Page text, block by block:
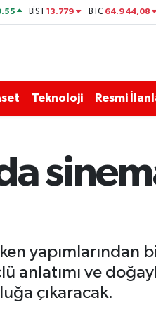
BİST13.779 BTC 64.944,08
Teknoloji Resmi
yapımlarından
anlatımı ve
çıkaracak.